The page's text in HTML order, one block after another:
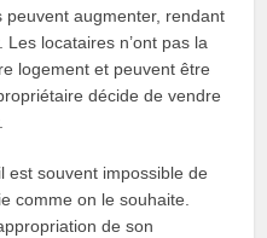
peuvent augmenter, rendant
locataires n’ont pas la
logement et peuvent être
décide de vendre
est souvent impossible de
comme on le souhaite.
de son